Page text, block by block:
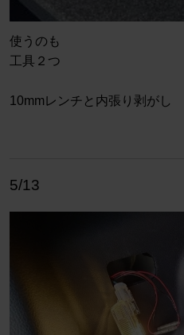
使うのも
工具２つ
10mmレンチと内張り剥がし
5/13